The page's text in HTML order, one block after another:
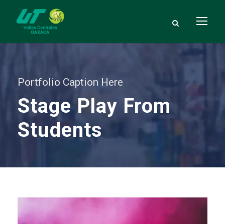
Portfolio Caption Here
Stage Play From
Students